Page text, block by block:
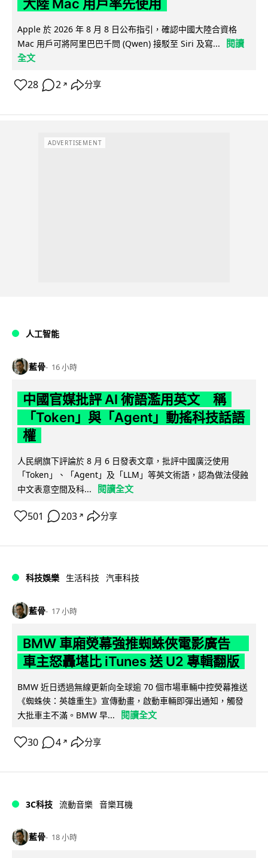
大陸 Mac 用戶率先使用
Apple 於 2026 年 8 月 8 日公布指引，確認中國大陸合資格
Mac 用戶可將阿里巴巴千問 (Qwen) 接駁至 Siri 及寫...
閱讀
全文
28 2 ↗ 分享
ADVERTISEMENT
人工智能
藍骨 16 小時
中國官媒批評 AI 術語濫用英文 稱
「Token」與「Agent」動搖科技話語
權
人民網旗下評論於 8 月 6 日發表文章，批評中國廣泛使用
「Token」、「Agent」及「LLM」等英文術語，認為做法侵蝕
中文表意空間及科...
閱讀全文
501 203 ↗ 分享
科技娛樂 生活科技 汽車科技
藍骨 17 小時
BMW 車廂熒幕強推蜘蛛俠電影廣告
車主怒轟堪比 iTunes 送 U2 專輯翻版
BMW 近日透過無線更新向全球逾 70 個市場車輛中控熒幕推送
《蜘蛛俠：英雄重生》宣傳動畫，啟動車輛即彈出通知，觸發
大批車主不滿。BMW 早...
閱讀全文
30 4 ↗ 分享
3C科技 流動音樂 音樂耳機
藍骨 18 小時